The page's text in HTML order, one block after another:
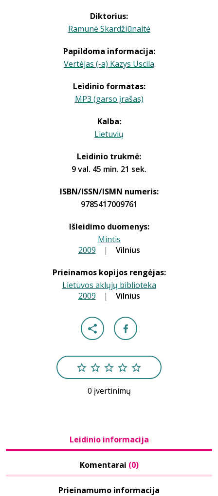
Diktorius:
Ramunė Skardžiūnaitė
Papildoma informacija:
Vertėjas (-a) Kazys Uscila
Leidinio formatas:
MP3 (garso įrašas)
Kalba:
Lietuvių
Leidinio trukmė:
9 val. 45 min. 21 sek.
ISBN/ISSN/ISMN numeris:
9785417009761
Išleidimo duomenys:
Mintis
2009 | Vilnius
Prieinamos kopijos rengėjas:
Lietuvos aklųjų biblioteka
2009 | Vilnius
0 įvertinimų
Leidinio informacija
Komentarai (0)
Prieinamumo informacija